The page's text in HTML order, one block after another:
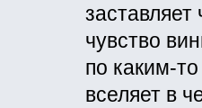
чувство
по каким-
вселяет в